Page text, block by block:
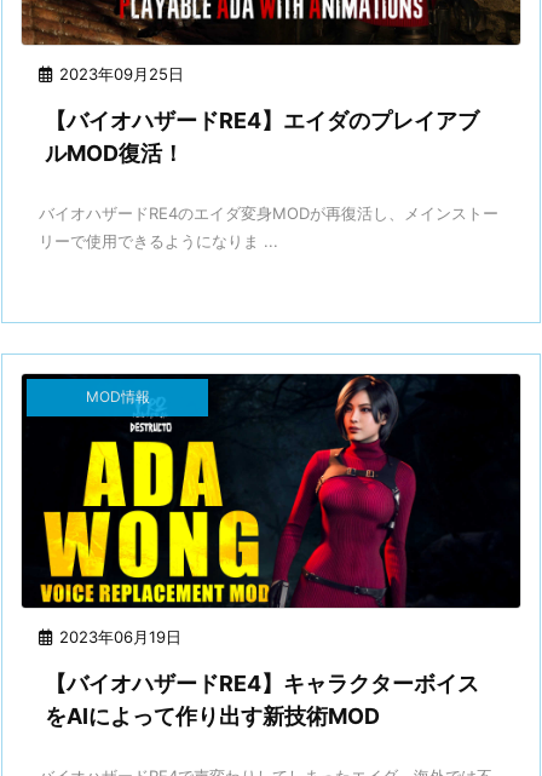
2023年09月25日
【バイオハザードRE4】エイダのプレイアブ
ルMOD復活！
バイオハザードRE4のエイダ変身MODが再復活し、メインストー
リーで使用できるようになりま ...
2023年06月19日
MOD情報
【バイオハザードRE4】キャラクターボイス
をAIによって作り出す新技術MOD